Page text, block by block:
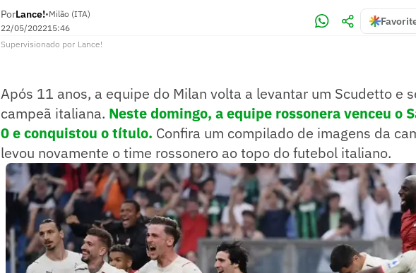
PorLance!•Milão (ITA)
22/05/202215:46
Supervisionado por Lance!
Após 11 anos, a equipe do Milan volta a levantar um Scudetto e
campeã italiana. Neste domingo, a equipe rossonera venceu o
0 e conquistou o título. Confira um compilado de imagens da
levou novamente o time rossonero ao topo do futebol italiano.